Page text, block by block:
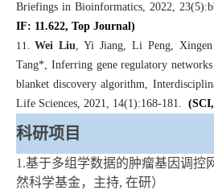
Briefings in Bioinformatics, 2022,
IF: 11.622, Top Journal)
11. Wei Liu, Yi Jiang, Li Peng,
Tang*, Inferring gene regulatory
blanket discovery algorithm,
Life Sciences, 2021, 14(1):168-181. (SCI,
科研项目
1.基于多组学数据的肿瘤基因调控
然科学基金，主持, 在研）